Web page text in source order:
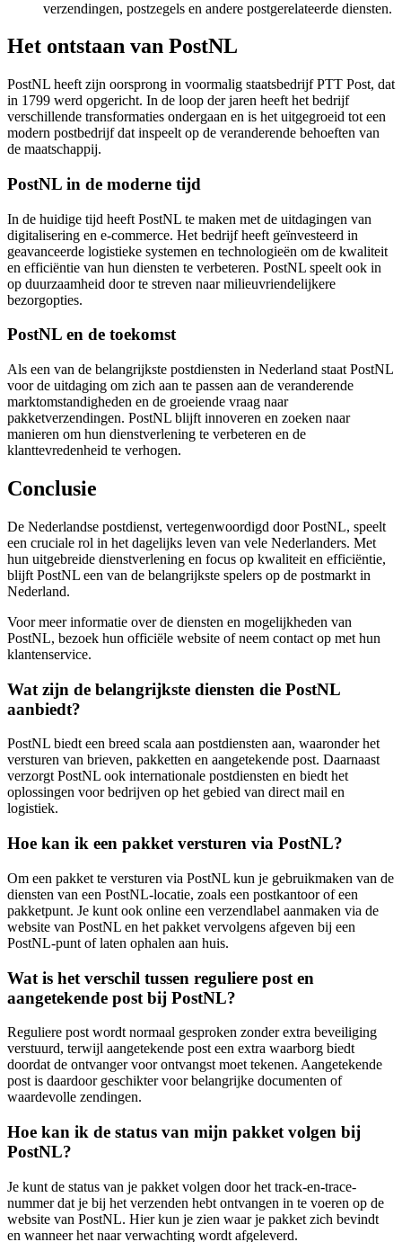
verzendingen, postzegels en andere postgerelateerde diensten.
Het ontstaan van PostNL
PostNL heeft zijn oorsprong in voormalig staatsbedrijf PTT Post, dat
in 1799 werd opgericht. In de loop der jaren heeft het bedrijf
verschillende transformaties ondergaan en is het uitgegroeid tot een
modern postbedrijf dat inspeelt op de veranderende behoeften van
de maatschappij.
PostNL in de moderne tijd
In de huidige tijd heeft PostNL te maken met de uitdagingen van
digitalisering en e-commerce. Het bedrijf heeft geïnvesteerd in
geavanceerde logistieke systemen en technologieën om de kwaliteit
en efficiëntie van hun diensten te verbeteren. PostNL speelt ook in
op duurzaamheid door te streven naar milieuvriendelijkere
bezorgopties.
PostNL en de toekomst
Als een van de belangrijkste postdiensten in Nederland staat PostNL
voor de uitdaging om zich aan te passen aan de veranderende
marktomstandigheden en de groeiende vraag naar
pakketverzendingen. PostNL blijft innoveren en zoeken naar
manieren om hun dienstverlening te verbeteren en de
klanttevredenheid te verhogen.
Conclusie
De Nederlandse postdienst, vertegenwoordigd door PostNL, speelt
een cruciale rol in het dagelijks leven van vele Nederlanders. Met
hun uitgebreide dienstverlening en focus op kwaliteit en efficiëntie,
blijft PostNL een van de belangrijkste spelers op de postmarkt in
Nederland.
Voor meer informatie over de diensten en mogelijkheden van
PostNL, bezoek hun officiële website of neem contact op met hun
klantenservice.
Wat zijn de belangrijkste diensten die PostNL
aanbiedt?
PostNL biedt een breed scala aan postdiensten aan, waaronder het
versturen van brieven, pakketten en aangetekende post. Daarnaast
verzorgt PostNL ook internationale postdiensten en biedt het
oplossingen voor bedrijven op het gebied van direct mail en
logistiek.
Hoe kan ik een pakket versturen via PostNL?
Om een pakket te versturen via PostNL kun je gebruikmaken van de
diensten van een PostNL-locatie, zoals een postkantoor of een
pakketpunt. Je kunt ook online een verzendlabel aanmaken via de
website van PostNL en het pakket vervolgens afgeven bij een
PostNL-punt of laten ophalen aan huis.
Wat is het verschil tussen reguliere post en
aangetekende post bij PostNL?
Reguliere post wordt normaal gesproken zonder extra beveiliging
verstuurd, terwijl aangetekende post een extra waarborg biedt
doordat de ontvanger voor ontvangst moet tekenen. Aangetekende
post is daardoor geschikter voor belangrijke documenten of
waardevolle zendingen.
Hoe kan ik de status van mijn pakket volgen bij
PostNL?
Je kunt de status van je pakket volgen door het track-en-trace-
nummer dat je bij het verzenden hebt ontvangen in te voeren op de
website van PostNL. Hier kun je zien waar je pakket zich bevindt
en wanneer het naar verwachting wordt afgeleverd.